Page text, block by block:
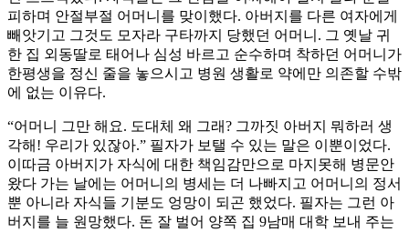
피하며 안절부절 어머니를 맞이했다. 아버지를 다른 여자에게
빼앗기고 그것도 모자라 구타까지 당했던 어머니. 그 옛날 귀
한 집 외동딸로 태어나 심성 바르고 순수하며 착하던 어머니가
한평생을 정신 줄을 놓으시고 병원 생활로 약에만 의존할 수밖
에 없는 이유다.
“어머니 그만 해요. 도대체 왜 그래? 그까짓 아버지 뭐하러 생
각해! 우리가 있잖아.” 필자가 보탤 수 있는 말은 이뿐이었다.
이따금 아버지가 자식에 대한 책임감만으로 마지못해 병문안
왔다 가는 날에는 어머니의 병세는 더 나빠지고 어머니의 정서
뿐 아니라 자식들 기분도 엉망이 되곤 했었다. 필자는 그런 아
버지를 늘 원망했다. 돈 잘 벌어 양쪽 집 9남매 대학 보내 주는